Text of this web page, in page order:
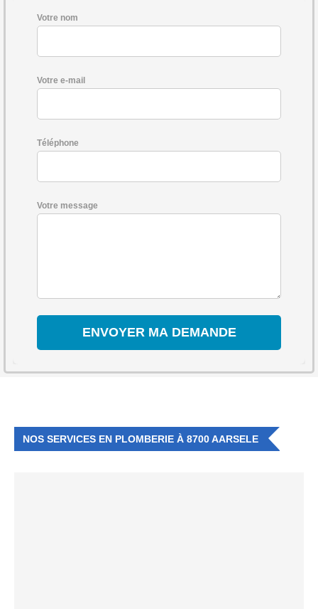
Votre nom
Votre e-mail
Téléphone
Votre message
NOS SERVICES EN PLOMBERIE À 8700 AARSELE